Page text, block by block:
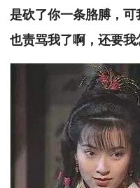
是砍了你一条胳膊，
也责骂我了啊，还要我